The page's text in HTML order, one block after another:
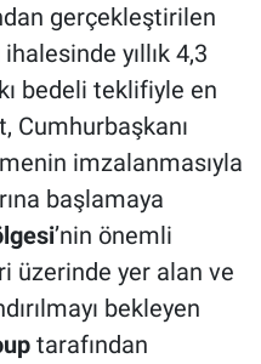
gerçekleştirilen
ihalesinde yıllık 4,3
bedeli teklifiyle en
Cumhurbaşkanı
imzalanmasıyla
başlamaya
’nin önemli
üzerinde yer alan ve
bekleyen
tarafından